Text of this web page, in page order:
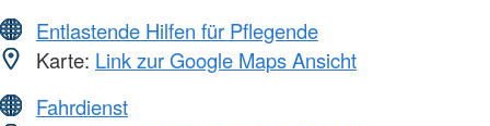
Entlastende Hilfen für Pflegende
Karte: Link zur Google Maps Ansicht
Fahrdienst